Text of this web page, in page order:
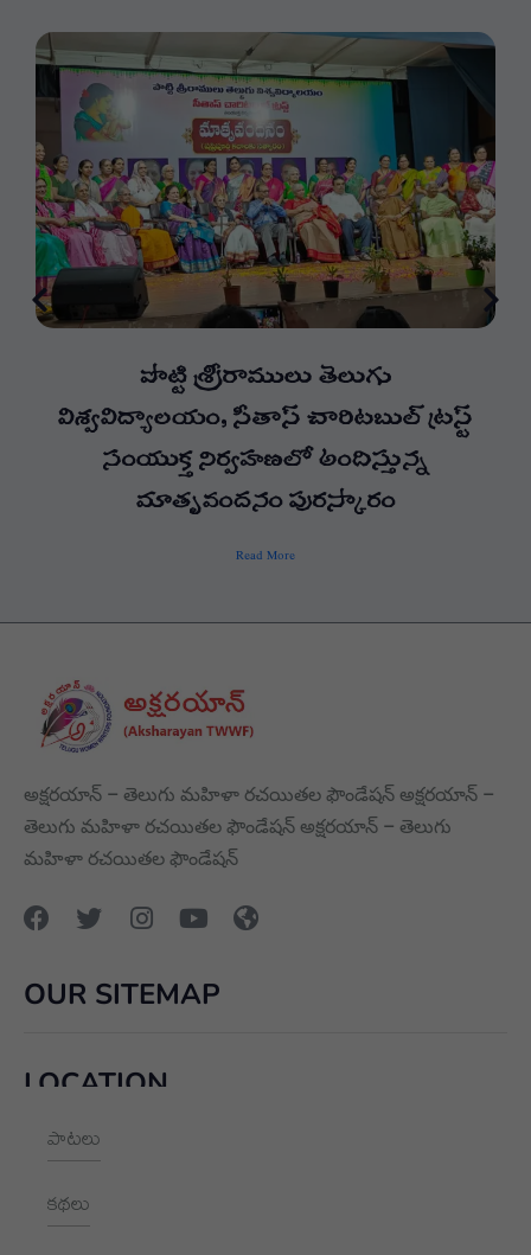
పొట్టి శ్రీరాములు తెలుగు
విశ్వవిద్యాలయం, సీతాస్ చారిటబుల్ ట్రస్ట్
సంయుక్త నిర్వహణలో అందిస్తున్న
మాతృవందనం పురస్కారం
Read More
అక్షరయాన్ – తెలుగు మహిళా రచయితల ఫౌండేషన్ అక్షరయాన్ –
తెలుగు మహిళా రచయితల ఫౌండేషన్ అక్షరయాన్ – తెలుగు
మహిళా రచయితల ఫౌండేషన్
OUR SITEMAP
పాటలు
కథలు
LOCATION
+91 9989928562
hello@aksharayan.com